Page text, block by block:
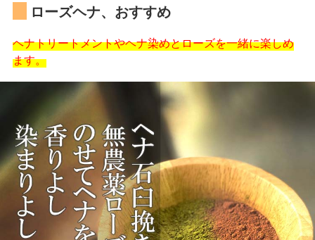
ローズヘナ、おすすめ
ヘナトリートメントやヘナ染めとローズを一緒に楽しめ
ます。